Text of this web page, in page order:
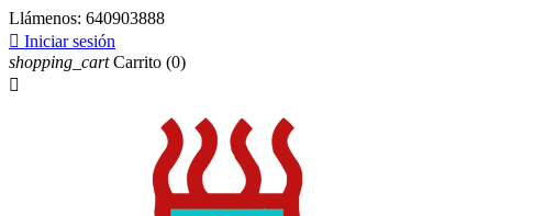
Llámenos: 640903888
 Iniciar sesión
shopping_cart Carrito (0)
